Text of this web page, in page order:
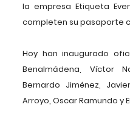
la empresa Etiqueta
completen su pasaporte
Hoy han inaugurado
Benalmádena, Víctor
Bernardo Jiménez,
Arroyo, Oscar Ramundo y